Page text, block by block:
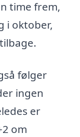
time frem,
i oktober,
følger
ingen
er
om